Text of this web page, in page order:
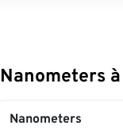
Nanometers
Nanometers